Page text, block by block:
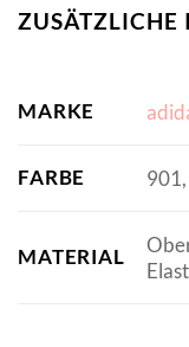
ZUSÄTZLICHE
MARKE
FARBE
MATERIAL